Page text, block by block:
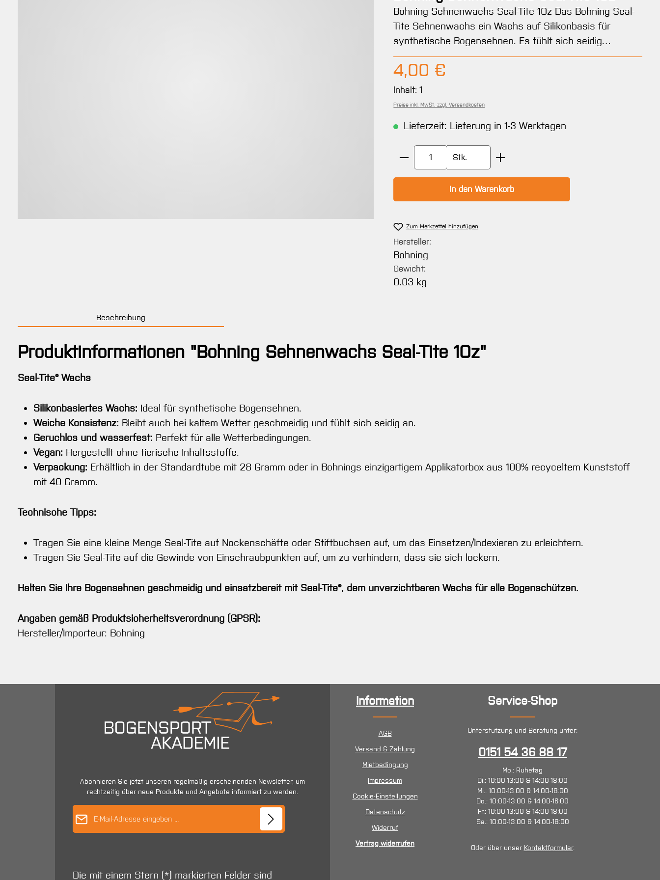
Bohning Sehnenwachs Seal-Tite 1Oz Das Bohning Seal-
Tite Sehnenwachs ein Wachs auf Silikonbasis für
synthetische Bogensehnen. Es fühlt sich seidig…
Regulärer Preis:
4,00 €
Inhalt:1
Preise inkl. MwSt. zzgl. Versandkosten
Lieferzeit: Lieferung in 1-3 Werktagen
Produkt Anzahl: Gib den gewünschten Wert ein
Stk.
In den Warenkorb
Zum Merkzettel hinzufügen
Hersteller:
Bohning
Gewicht:
0.03 kg
Beschreibung
Produktinformationen "Bohning Sehnenwachs Seal-Tite 1Oz"
Seal-Tite® Wachs
Silikonbasiertes Wachs: Ideal für synthetische Bogensehnen.
Weiche Konsistenz: Bleibt auch bei kaltem Wetter geschmeidig und fühlt sich seidig an.
Geruchlos und wasserfest: Perfekt für alle Wetterbedingungen.
Vegan: Hergestellt ohne tierische Inhaltsstoffe.
Verpackung: Erhältlich in der Standardtube mit 28 Gramm oder in Bohnings einzigartigem Applikatorbox aus 100% recyceltem Kunststoff
mit 40 Gramm.
Technische Tipps:
Tragen Sie eine kleine Menge Seal-Tite auf Nockenschäfte oder Stiftbuchsen auf, um das Einsetzen/Indexieren zu erleichtern.
Tragen Sie Seal-Tite auf die Gewinde von Einschraubpunkten auf, um zu verhindern, dass sie sich lockern.
Halten Sie Ihre Bogensehnen geschmeidig und einsatzbereit mit Seal-Tite®, dem unverzichtbaren Wachs für alle Bogenschützen.
Angaben gemäß Produktsicherheitsverordnung (GPSR):
Hersteller/Importeur: Bohning
Abonnieren Sie jetzt unseren regelmäßig erscheinenden Newsletter, um
rechtzeitig über neue Produkte und Angebote informiert zu werden.
Die mit einem Stern (*) markierten Felder sind
Information
AGB
Versand & Zahlung
Mietbedingung
Impressum
Cookie-Einstellungen
Datenschutz
Widerruf
Vertrag widerrufen
Service-Shop
Unterstützung und Beratung unter:
0151 54 36 88 17
Mo.: Ruhetag
Di.: 10:00-13:00 & 14:00-18:00
Mi.: 10:00-13:00 & 14:00-18:00
Do.: 10:00-13:00 & 14:00-16:00
Fr.: 10:00-13:00 & 14:00-18:00
Sa.: 10:00-13:00 & 14:00-18:00
Oder über unser Kontaktformular.